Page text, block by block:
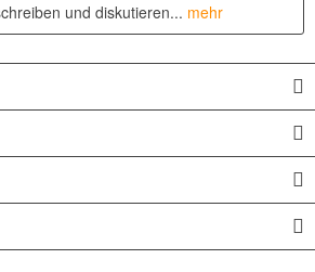
und diskutieren... mehr